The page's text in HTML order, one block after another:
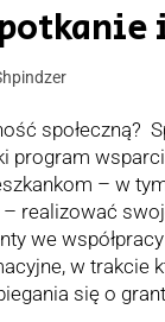
społeczną?
program
– w
realizować
we
w trakcie
się o